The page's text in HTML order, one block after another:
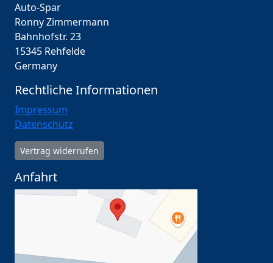
Auto-Spar
Ronny Zimmermann
Bahnhofstr. 23
15345 Rehfelde
Germany
Rechtliche Informationen
Impressum
Datenschutz
Vertrag widerrufen
Anfahrt